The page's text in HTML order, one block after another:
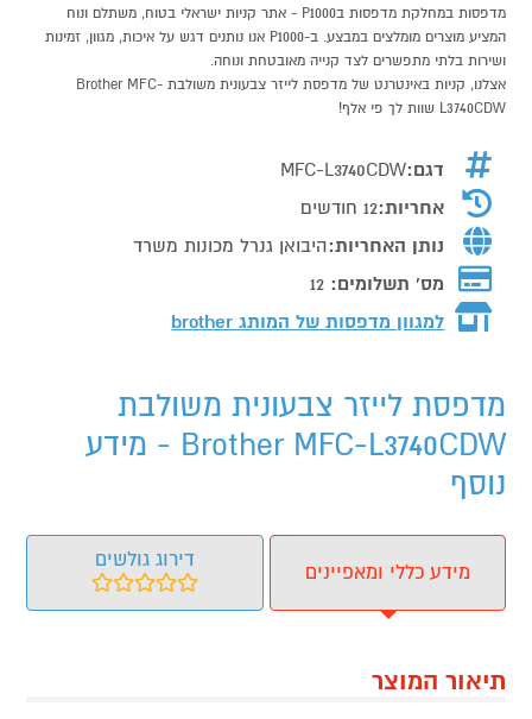
מדפסות במחלקת מדפסות בP1000 - אתר קניות ישראלי בטוח, משתלם ונוח
המציע מוצרים מומלצים במבצע. ב-P1000 אנו נותנים דגש על איכות, מגוון, זמינות
ושירות בלתי מתפשרים לצד קנייה מאובטחת ונוחה.
אצלנו, קניות באינטרנט של מדפסת לייזר צבעונית משולבת Brother MFC-
L3740CDW שוות לך פי אלף!
דגם:MFC-L3740CDW
אחריות:12 חודשים
נותן האחריות:היבואן גנרל מכונות משרד
מס' תשלומים: 12
למגוון מדפסות של המותג brother
מדפסת לייזר צבעונית משולבת
Brother MFC-L3740CDW - מידע
נוסף
מידע כללי ומאפיינים
דירוג גולשים
תיאור המוצר